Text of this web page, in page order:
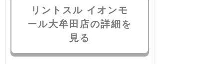
リントスル イオンモ
ール大牟田店の詳細を
見る